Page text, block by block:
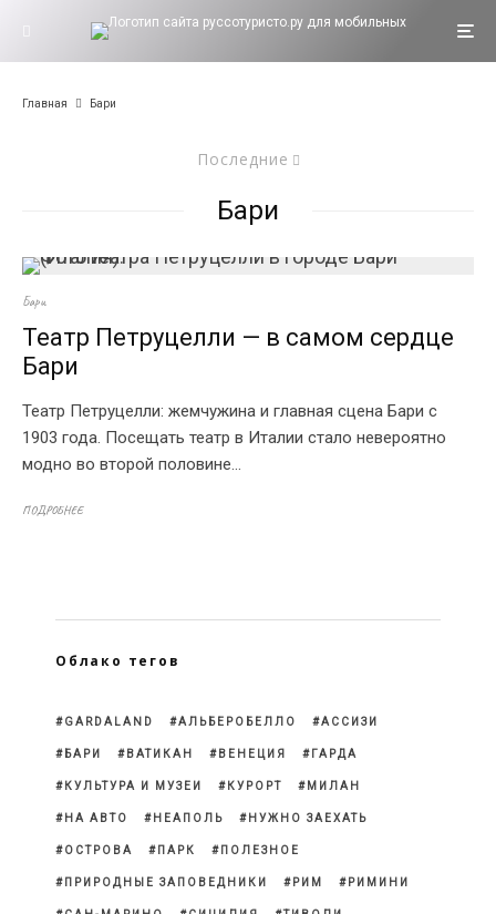
Главная Бари
Последние
Бари
Бари
Театр Петруцелли — в самом сердце
Бари
Театр Петруцелли: жемчужина и главная сцена Бари с
1903 года. Посещать театр в Италии стало невероятно
модно во второй половине...
ПОДРОБНЕЕ
Облако тегов
GARDALAND АЛЬБЕРОБЕЛЛО АССИЗИ
БАРИ ВАТИКАН ВЕНЕЦИЯ ГАРДА
КУЛЬТУРА И МУЗЕИ КУРОРТ МИЛАН
НА АВТО НЕАПОЛЬ НУЖНО ЗАЕХАТЬ
ОСТРОВА ПАРК ПОЛЕЗНОЕ
ПРИРОДНЫЕ ЗАПОВЕДНИКИ РИМ РИМИНИ